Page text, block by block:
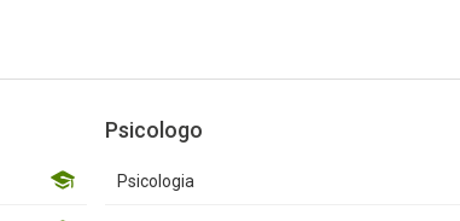
Psicologo
Psicologia